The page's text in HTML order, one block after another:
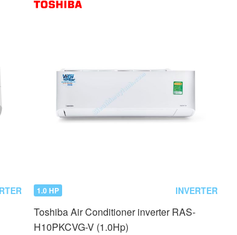
1.0 HP INVERTER
Toshiba Air Conditioner inverter RAS-
H10PKCVG-V (1.0Hp)